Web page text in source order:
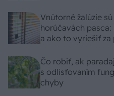
Vnútorné žalúzie
horúčavách
a ako to vyriešiť za
Čo robiť, ak
s odlisťovaním
chyby